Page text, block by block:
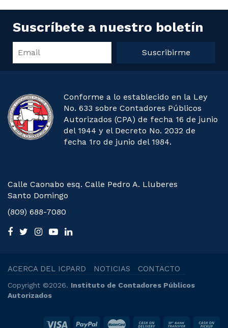
Suscríbete a nuestro boletín
Suscribirme
Conforme a lo establecido en la Ley
No. 633 sobre Contadores Públicos
Autorizados (CPA) de fecha 16 de junio
del 1944 y el Decreto No. 2032 de
fecha 1ro de junio del 1984.
Calle Caonabo esq. Calle Pedro A. Lluberes
Santo Domingo
(809) 688-7080
ACERCA DEL ICPARD NOTICIAS CONTACTO
Copyright ©2026. Instituto de Contadores Públicos
Autorizados